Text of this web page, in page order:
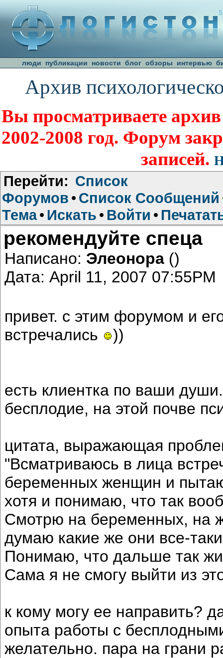
люди публикации новости блог обзоры интервью
Архив
Вы просматриваете
2002-2008 год. Форум
записей.
Перейти: Список
Форумов • Список Сообщений
Тема• Искать • Войти •
рекомендуйте спеца
Написано: Элеонора ()
Дата: April 11, 2007 07:55PM
привет. с этим форумом и
встречались
))
есть клиентка по ваши
бесплодие, на этой почве
цитата, выражающая
"Всматриваюсь в лица
беременных женщин и
хотя и понимаю, что так
Смотрю на беременных, на
думаю какие же они все-
Понимаю, что дальше так
Сама я не смогу выйти из
к кому могу ее направить?
опыта работы с
желательно. пара на грани